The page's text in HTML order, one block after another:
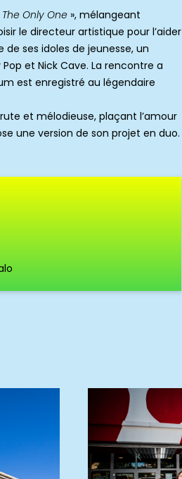
The Only One », mélangeant
le directeur artistique pour l’aider
ses idoles de jeunesse, un
et Nick Cave. La rencontre a
est enregistré au légendaire
et mélodieuse, plaçant l’amour
une version de son projet en duo.